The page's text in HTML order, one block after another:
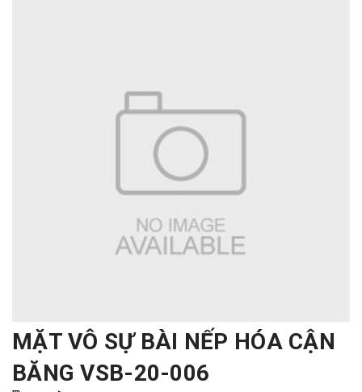
MẶT VÔ SỰ BÀI NẾP HÓA CẬN
BĂNG VSB-20-006